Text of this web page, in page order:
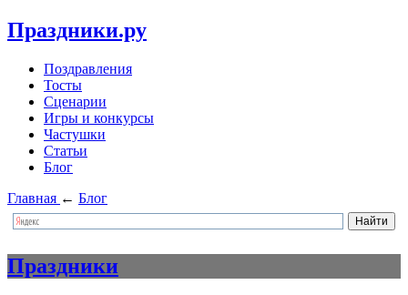
Праздники.ру
Поздравления
Тосты
Сценарии
Игры и конкурсы
Частушки
Статьи
Блог
Главная ← Блог
Праздники